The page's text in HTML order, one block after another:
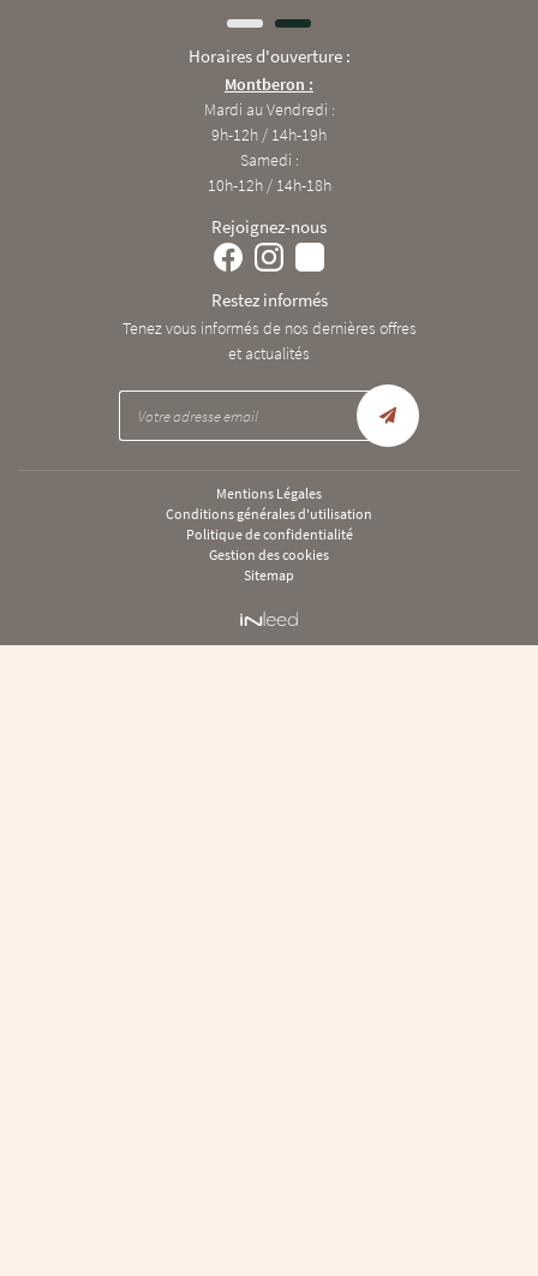
Horaires d'ouverture :
Montberon :
Mardi au Vendredi :
9h-12h / 14h-19h
Samedi :
10h-12h / 14h-18h
Rejoignez-nous
Restez informés
Tenez vous informés de nos dernières offres
et actualités
Mentions Légales
Conditions générales d'utilisation
Politique de confidentialité
Gestion des cookies
Sitemap